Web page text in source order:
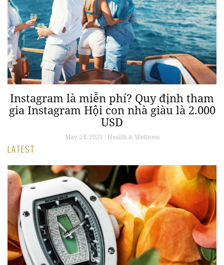
Instagram là miễn phí? Quy định tham
gia Instagram Hội con nhà giàu là 2.000
USD
May 24, 2021 / Health & Wellness
LATEST